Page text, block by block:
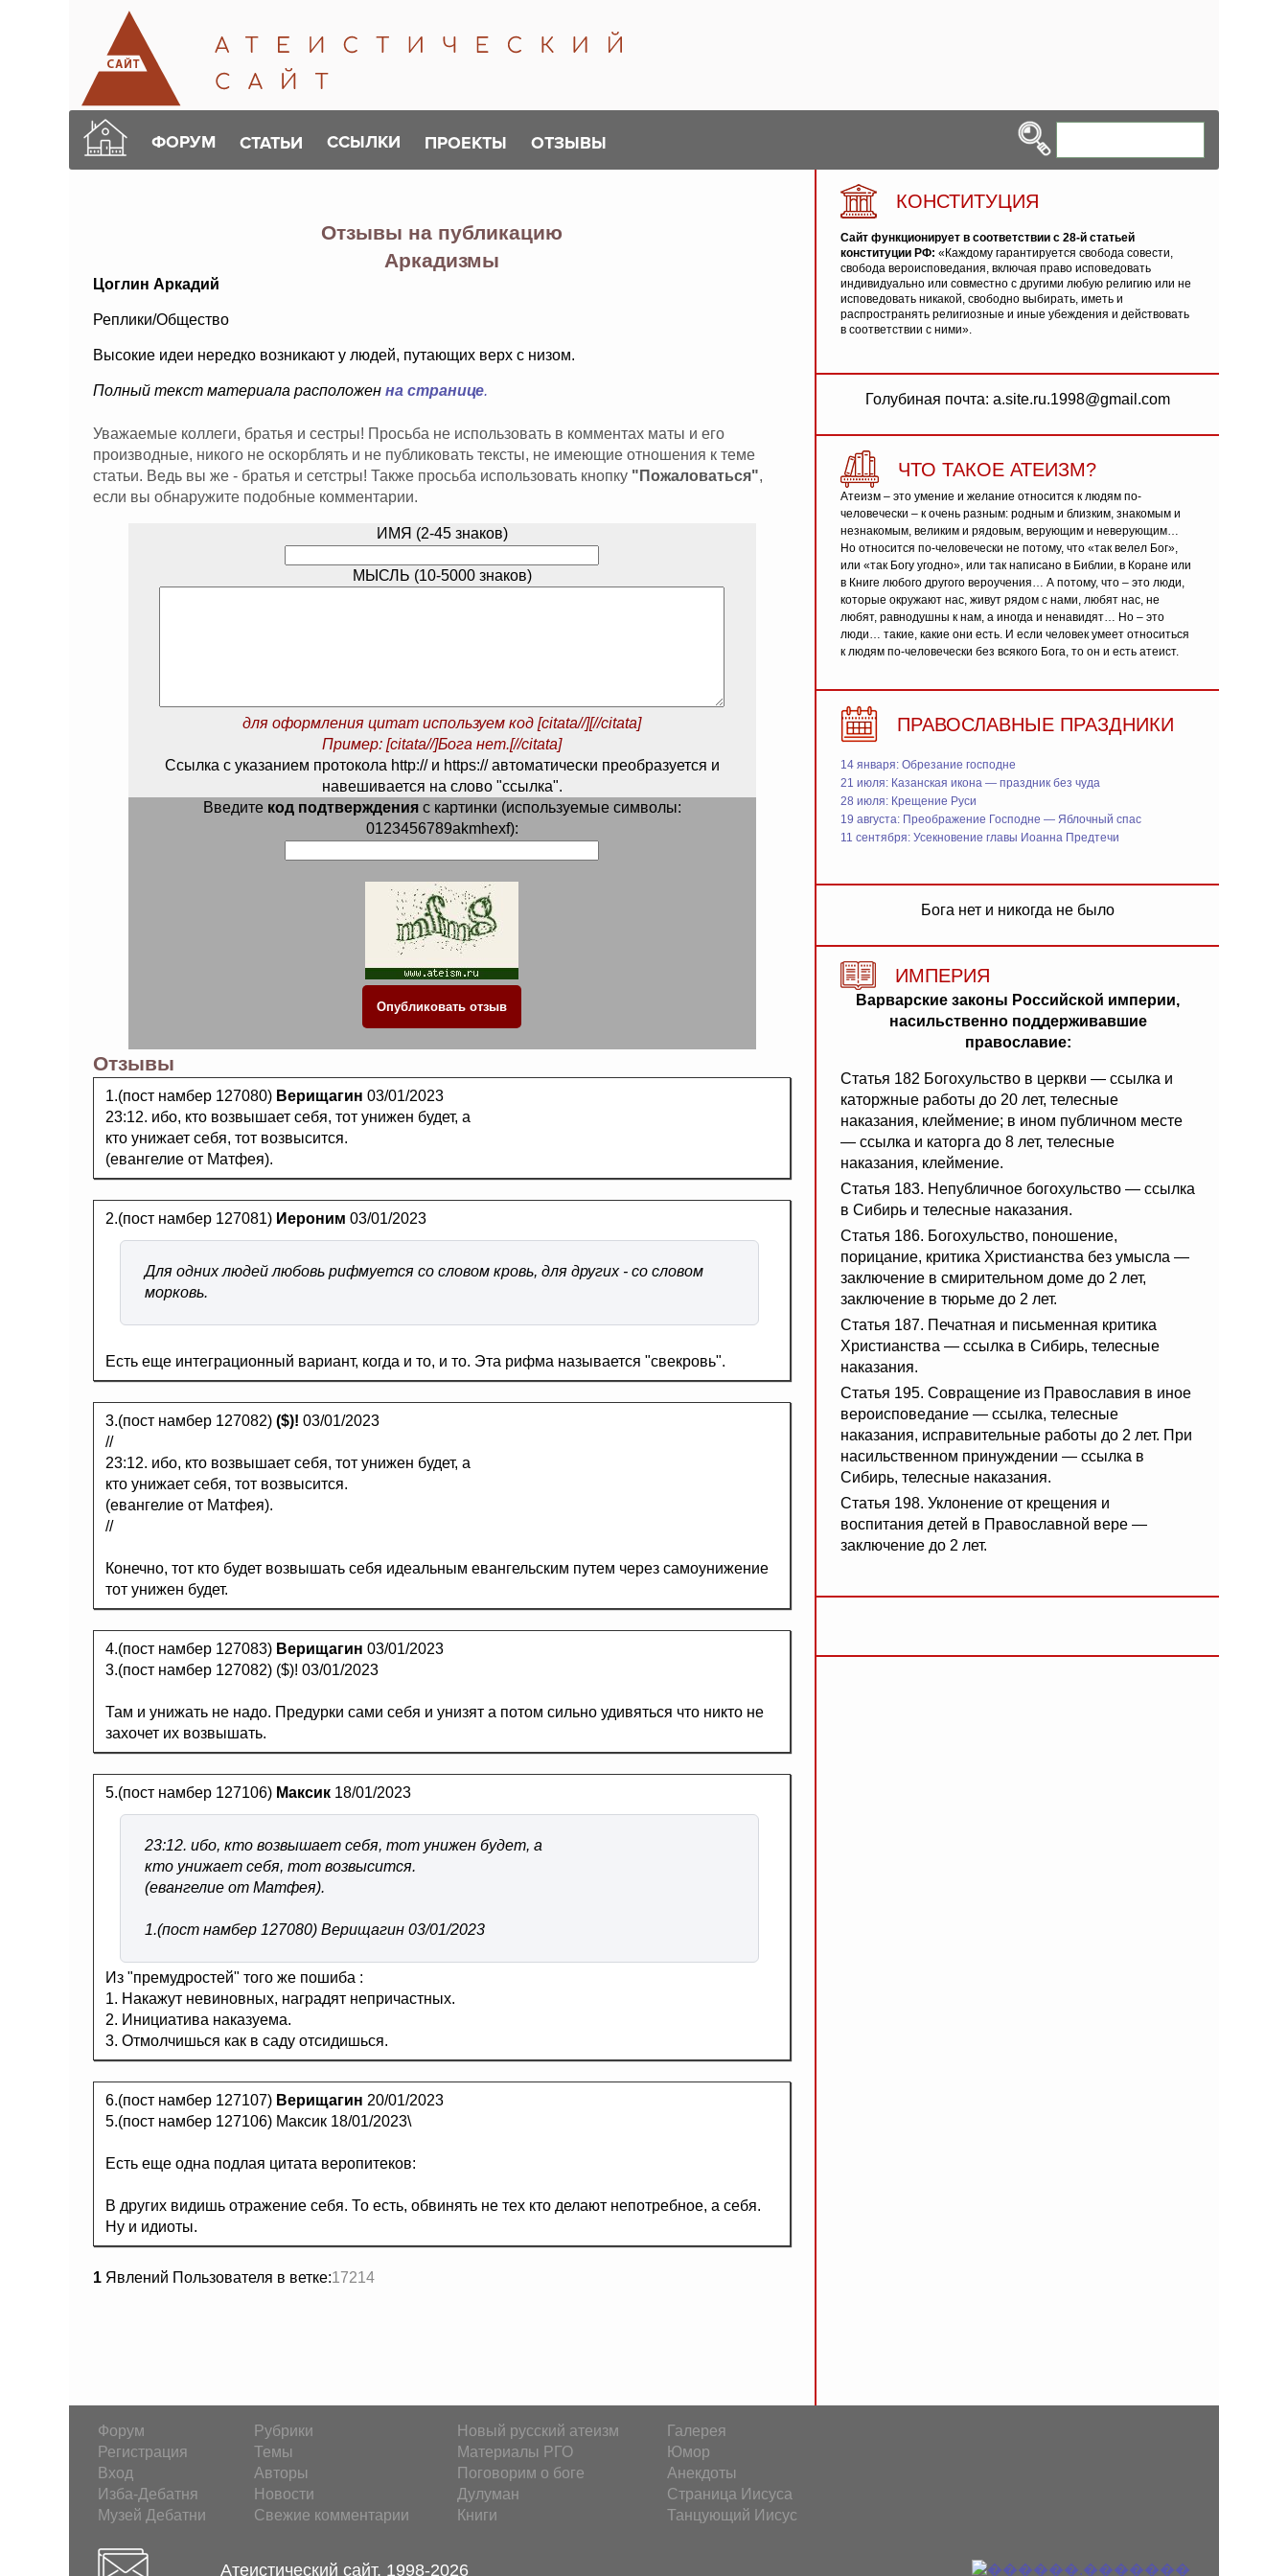
ФОРУМ СТАТЬИ ССЫЛКИ ПРОЕКТЫ ОТЗЫВЫ
Отзывы на публикацию
Аркадизмы
Цоглин Аркадий
Реплики/Общество
Высокие идеи нередко возникают у людей, путающих верх с низом.
Полный текст материала расположен на странице.
Уважаемые коллеги, братья и сестры! Просьба не использовать в комментах маты и его
производные, никого не оскорблять и не публиковать тексты, не имеющие отношения к теме
статьи. Ведь вы же - братья и сетстры! Также просьба использовать кнопку "Пожаловаться",
если вы обнаружите подобные комментарии.
ИМЯ (2-45 знаков)
МЫСЛЬ (10-5000 знаков)
для оформления цитат используем код [citata//][//citata]
Пример: [citata//]Бога нет.[//citata]
Ссылка с указанием протокола http:// и https:// автоматически преобразуется и
навешивается на слово "ссылка".
Введите код подтвержденияс картинки (используемые символы:
0123456789akmhexf):
Отзывы
1.(пост намбер 127080) Верищагин 03/01/2023
23:12. ибо, кто возвышает себя, тот унижен будет, а
кто унижает себя, тот возвысится.
(евангелие от Матфея).
2.(пост намбер 127081) Иероним 03/01/2023
Для одних людей любовь рифмуется со словом кровь, для других - со словом
морковь.
Есть еще интеграционный вариант, когда и то, и то. Эта рифма называется "свекровь".
3.(пост намбер 127082) ($)! 03/01/2023
//
23:12. ибо, кто возвышает себя, тот унижен будет, а
кто унижает себя, тот возвысится.
(евангелие от Матфея).
//
Конечно, тот кто будет возвышать себя идеальным евангельским путем через самоунижение
тот унижен будет.
4.(пост намбер 127083) Верищагин 03/01/2023
3.(пост намбер 127082) ($)! 03/01/2023
Там и унижать не надо. Предурки сами себя и унизят а потом сильно удивяться что никто не
захочет их возвышать.
5.(пост намбер 127106) Максик 18/01/2023
23:12. ибо, кто возвышает себя, тот унижен будет, а
кто унижает себя, тот возвысится.
(евангелие от Матфея).
1.(пост намбер 127080) Верищагин 03/01/2023
Из "премудростей" того же пошиба :
1. Накажут невиновных, наградят непричастных.
2. Инициатива наказуема.
3. Отмолчишься как в саду отсидишься.
6.(пост намбер 127107) Верищагин 20/01/2023
5.(пост намбер 127106) Максик 18/01/2023\
Есть еще одна подлая цитата веропитеков:
В других видишь отражение себя. То есть, обвинять не тех кто делают непотребное, а себя.
Ну и идиоты.
1 Явлений Пользователя в ветке:17214
КОНСТИТУЦИЯ
Сайт функционирует в соответствии с 28-й статьей
конституции РФ: «Каждому гарантируется свобода совести,
свобода вероисповедания, включая право исповедовать
индивидуально или совместно с другими любую религию или не
исповедовать никакой, свободно выбирать, иметь и
распространять религиозные и иные убеждения и действовать
в соответствии с ними».
Голубиная почта: a.site.ru.1998@gmail.com
ЧТО ТАКОЕ АТЕИЗМ?
Атеизм – это умение и желание относится к людям по-
человечески – к очень разным: родным и близким, знакомым и
незнакомым, великим и рядовым, верующим и неверующим…
Но относится по-человечески не потому, что «так велел Бог»,
или «так Богу угодно», или так написано в Библии, в Коране или
в Книге любого другого вероучения… А потому, что – это люди,
которые окружают нас, живут рядом с нами, любят нас, не
любят, равнодушны к нам, а иногда и ненавидят… Но – это
люди… такие, какие они есть. И если человек умеет относиться
к людям по-человечески без всякого Бога, то он и есть атеист.
ПРАВОСЛАВНЫЕ ПРАЗДНИКИ
14 января: Обрезание господне
21 июля: Казанская икона — праздник без чуда
28 июля: Крещение Руси
19 августа: Преображение Господне — Яблочный спас
11 сентября: Усекновение главы Иоанна Предтечи
Бога нет и никогда не было
ИМПЕРИЯ
Варварские законы Российской империи,
насильственно поддерживавшие
православие:
Статья 182 Богохульство в церкви — ссылка и
каторжные работы до 20 лет, телесные
наказания, клеймение; в ином публичном месте
— ссылка и каторга до 8 лет, телесные
наказания, клеймение.
Статья 183. Непубличное богохульство — ссылка
в Сибирь и телесные наказания.
Статья 186. Богохульство, поношение,
порицание, критика Христианства без умысла —
заключение в смирительном доме до 2 лет,
заключение в тюрьме до 2 лет.
Статья 187. Печатная и письменная критика
Христианства — ссылка в Сибирь, телесные
наказания.
Статья 195. Совращение из Православия в иное
вероисповедание — ссылка, телесные
наказания, исправительные работы до 2 лет. При
насильственном принуждении — ссылка в
Сибирь, телесные наказания.
Статья 198. Уклонение от крещения и
воспитания детей в Православной вере —
заключение до 2 лет.
Форум
Регистрация
Вход
Изба-Дебатня
Музей Дебатни
Рубрики
Темы
Авторы
Новости
Свежие комментарии
Новый русский атеизм
Материалы РГО
Поговорим о боге
Дулуман
Книги
Галерея
Юмор
Анекдоты
Страница Иисуса
Танцующий Иисус
Атеистический сайт. 1998-2026